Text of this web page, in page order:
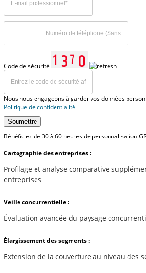
Code de sécurité
Nous nous engageons à garder vos données
Politique de confidentialité
Soumettre
Bénéficiez de 30 à 60 heures de personnalisation
Cartographie des entreprises :
Profilage et analyse comparative
entreprises
Veille concurrentielle :
Évaluation avancée du paysage
Élargissement des segments :
Extension de la couverture au niveau des